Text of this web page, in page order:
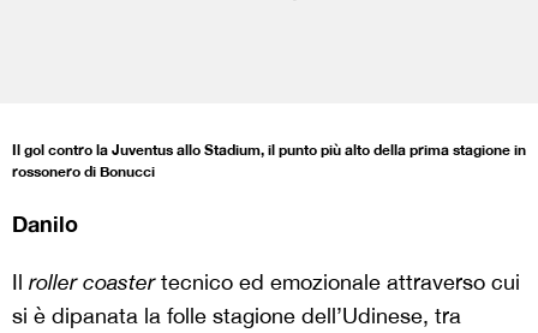
Il gol contro la Juventus allo Stadium, il punto più alto della prima stagione in
rossonero di Bonucci
Danilo
Il roller coastertecnico ed emozionale attraverso cui
si è dipanata la folle stagione dell’Udinese, tra